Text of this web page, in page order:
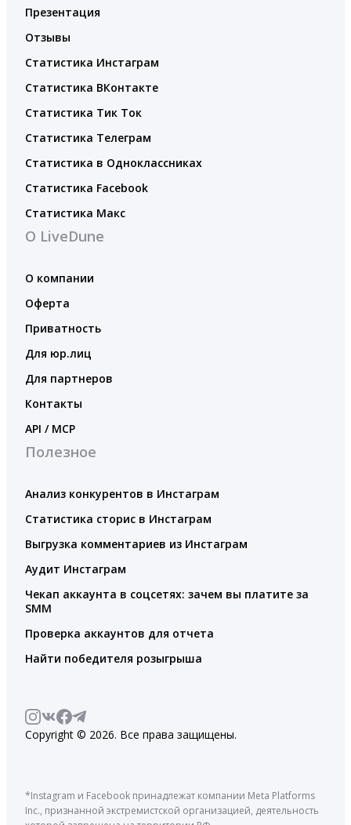
Презентация
Отзывы
Статистика Инстаграм
Статистика ВКонтакте
Статистика Тик Ток
Статистика Телеграм
Статистика в Одноклассниках
Статистика Facebook
Статистика Макс
О LiveDune
О компании
Оферта
Приватность
Для юр.лиц
Для партнеров
Контакты
API / MCP
Полезное
Анализ конкурентов в Инстаграм
Статистика сторис в Инстаграм
Выгрузка комментариев из Инстаграм
Аудит Инстаграм
Чекап аккаунта в соцсетях: зачем вы платите за
SMM
Проверка аккаунтов для отчета
Найти победителя розыгрыша
Copyright © 2026. Все права защищены.
*Instagram и Facebook принадлежат компании Meta Platforms
Inc., признанной экстремистской организацией, деятельность